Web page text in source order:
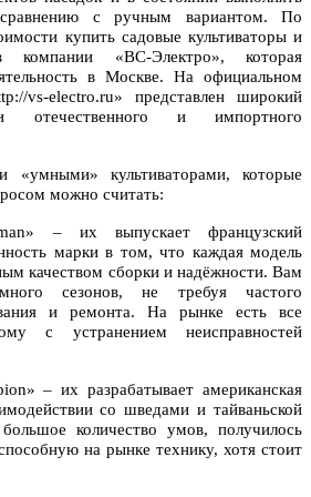
с ручным вариантом. По
купить садовые культиваторы и
«ВС-Электро», которая
в Москве. На официальном
vs-electro.ru» представлен широкий
отечественного и импортного
культиваторами, которые
можно считать:
– их выпускает французский
марки в том, что каждая модель
качеством сборки и надёжности. Вам
сезонов, не требуя частого
и ремонта. На рынке есть все
с устранением неисправностей
– их разрабатывает американская
со шведами и тайваньской
количество умов, получилось
на рынке технику, хотя стоит